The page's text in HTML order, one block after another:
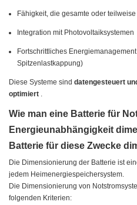
Fähigkeit, die gesamte oder
Integration mit Photovoltaiksystemen
Fortschrittliches
Spitzenlastkappung)
Diese Systeme sind datengesteuert
optimiert .
Wie man eine Batterie für
Energieunabhängigkeit
Batterie für diese Zwecke
Die Dimensionierung der Batterie ist
jedem Heimenergiespeichersystem.
Die Dimensionierung von
folgenden Kriterien: